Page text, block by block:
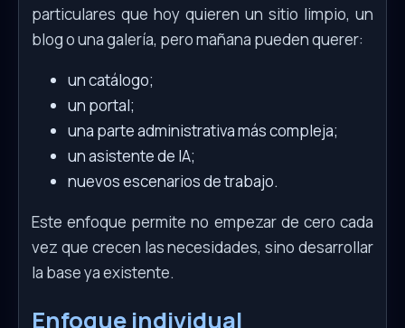
particulares que hoy quieren un sitio limpio, un
blog o una galería, pero mañana pueden querer:
un catálogo;
un portal;
una parte administrativa más compleja;
un asistente de IA;
nuevos escenarios de trabajo.
Este enfoque permite no empezar de cero cada
vez que crecen las necesidades, sino desarrollar
la base ya existente.
Enfoque individual